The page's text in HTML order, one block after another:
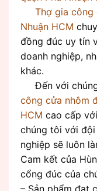
Thợ gia công
Nhuận HCM
đồng đúc uy tín
doanh nghiệp,
khác.
Đến với chúng
công cửa nhôm
HCM cao cấp
chúng tôi với
nghiệp sẽ luôn
Cam kết của
cổng đúc của
– Sản phẩm đạt